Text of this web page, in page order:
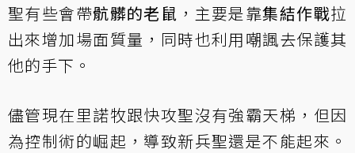
聖有些會帶骯髒的老鼠 ，主要是靠集結作戰拉
出來增加場面質量，同時也利用嘲諷去保護其
他的手下。
儘管現在里諾牧跟快攻聖沒有強霸天梯，但因
為控制術的崛起，導致新兵聖還是不能起來。